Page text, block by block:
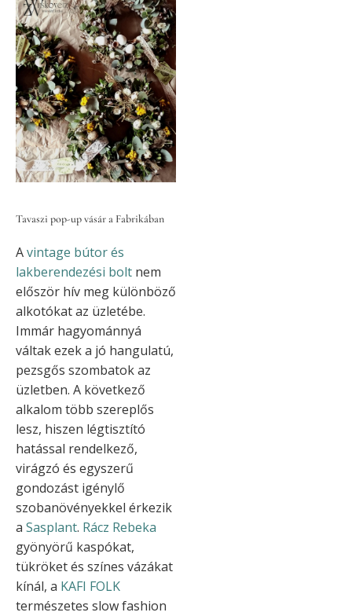
Tavaszi pop-up vásár a Fabrikában
Avintage bútor és
lakberendezési bolt nem
először hív meg különböző
alkotókat az üzletébe.
Immár hagyománnyá
váltak ezek a jó hangulatú,
pezsgős szombatok az
üzletben. A következő
alkalom több szereplős
lesz, hiszen légtisztító
hatással rendelkező,
virágzó és egyszerű
gondozást igénylő
szobanövényekkel érkezik
a Sasplant. Rácz Rebeka
gyönyörű kaspókat,
tükröket és színes vázákat
kínál, a KAFI FOLK
természetes slow fashion